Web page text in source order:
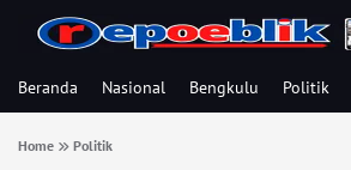
Beranda Nasional Bengkulu Politik
Home Politik